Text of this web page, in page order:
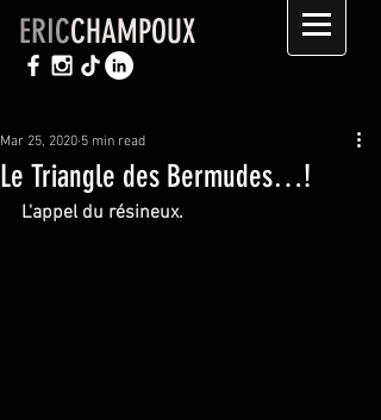
ERICCHAMPOUX
Le Triangle des Bermudes…!
Mar 25, 2020 5 min read
L'appel du résineux.